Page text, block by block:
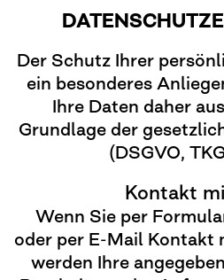
Der Schutz Ihrer
ein besonderes
Ihre Daten daher
Grundlage der
(DSGVO,
Kontakt
Wenn Sie per
oder per E-Mail Kontakt
werden Ihre